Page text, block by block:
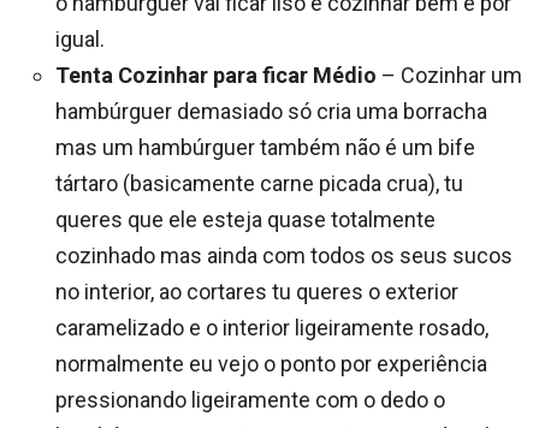
igual.
Tenta Cozinhar para ficar Médio – Cozinhar um
hambúrguer demasiado só cria uma borracha
mas um hambúrguer também não é um bife
tártaro (basicamente carne picada crua), tu
queres que ele esteja quase totalmente
cozinhado mas ainda com todos os seus sucos
no interior, ao cortares tu queres o exterior
caramelizado e o interior ligeiramente rosado,
normalmente eu vejo o ponto por experiência
pressionando ligeiramente com o dedo o